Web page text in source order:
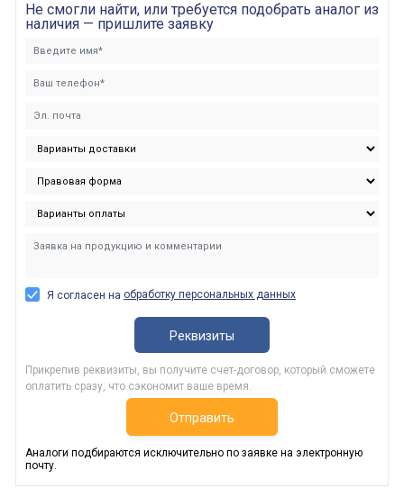
Не смогли найти, или требуется подобрать аналог из
наличия — пришлите заявку
Я согласен на обработку персональных данных
Реквизиты
Прикрепив реквизиты, вы получите счет-договор, который сможете
оплатить сразу, что сэкономит ваше время.
Отправить
Аналоги подбираются исключительно по заявке на электронную
почту.